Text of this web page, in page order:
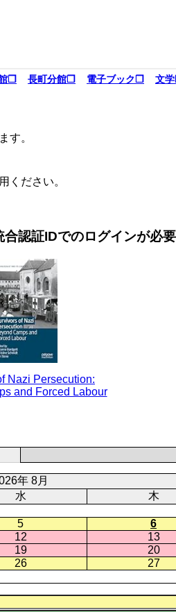
❐ 長町分館❐ 電子ブック❐ 文
す。
ください。
認証IDでのログインが必
Nazi Persecution:
and Forced Labour
年 8月
水 木
5
6
12
13
19
20
26
27